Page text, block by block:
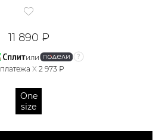
11 890 ₽
или
платежа X 2 973 ₽
One
size